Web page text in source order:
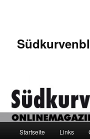
Startseite Links